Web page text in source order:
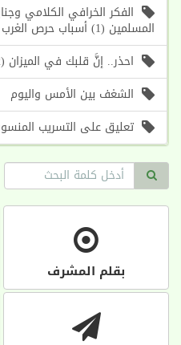
الفكر الخرافي الكلامي
المسلمين (1) أسباب حرص الغرب على إحياء هذا الفكر (1)
احذر.. إنَّ قلبك في الميزان (2)
الشغف بين الأمس واليوم
تعليق على التسريب
بقلم المشرف